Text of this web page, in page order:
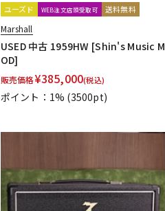
ユーズド WEB注文店頭受取可 送料無料
Marshall
USED 中古 1959HW [Shin's Music M
OD]
販売価格¥385,000(税込)
ポイント：1% (3500pt)